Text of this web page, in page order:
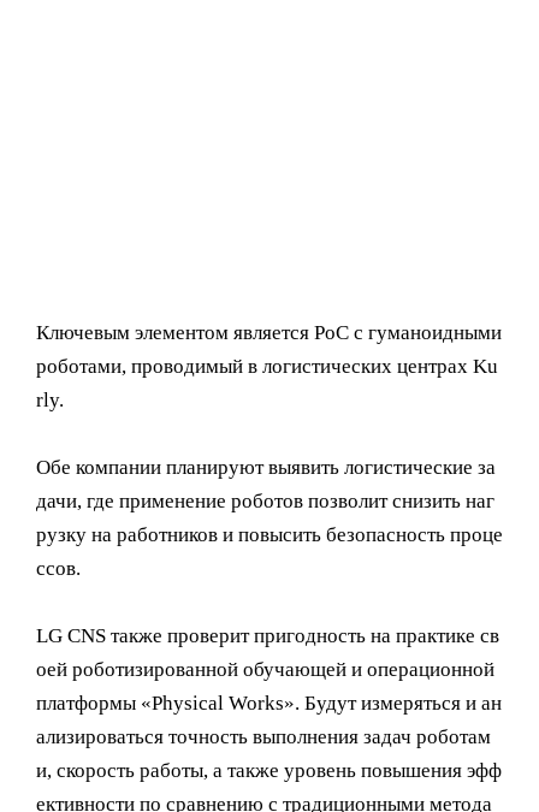
Ключевым элементом является PoC с гуманоидными
роботами, проводимый в логистических центрах Ku
rly.
Обе компании планируют выявить логистические за
дачи, где применение роботов позволит снизить наг
рузку на работников и повысить безопасность проце
ссов.
LG CNS также проверит пригодность на практике св
оей роботизированной обучающей и операционной
платформы «Physical Works». Будут измеряться и ан
ализироваться точность выполнения задач роботам
и, скорость работы, а также уровень повышения эфф
ективности по сравнению с традиционными метода